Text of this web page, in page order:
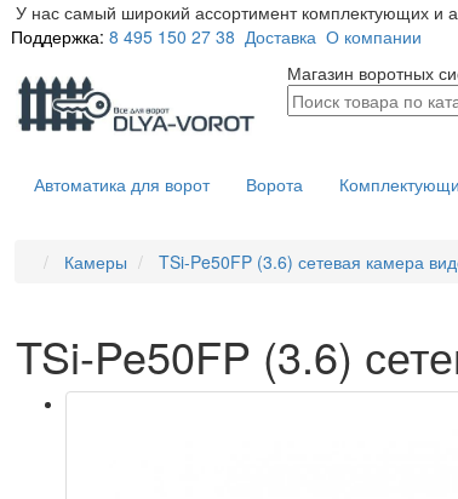
У нас самый широкий ассортимент комплектующих и
Поддержка: 8 495 150 27 38 Доставка О компании
Магазин воротных
Автоматика для ворот Ворота
Камеры TSi-Pe50FP (3.6) сетевая камера
TSi-Pe50FP (3.6)